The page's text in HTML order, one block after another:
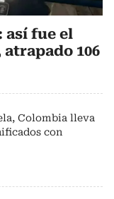
así fue el
106
Colombia lleva
con